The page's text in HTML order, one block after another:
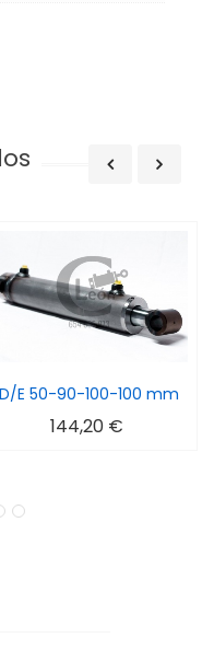
D/E 50-90-100-100 mm
144,20 €